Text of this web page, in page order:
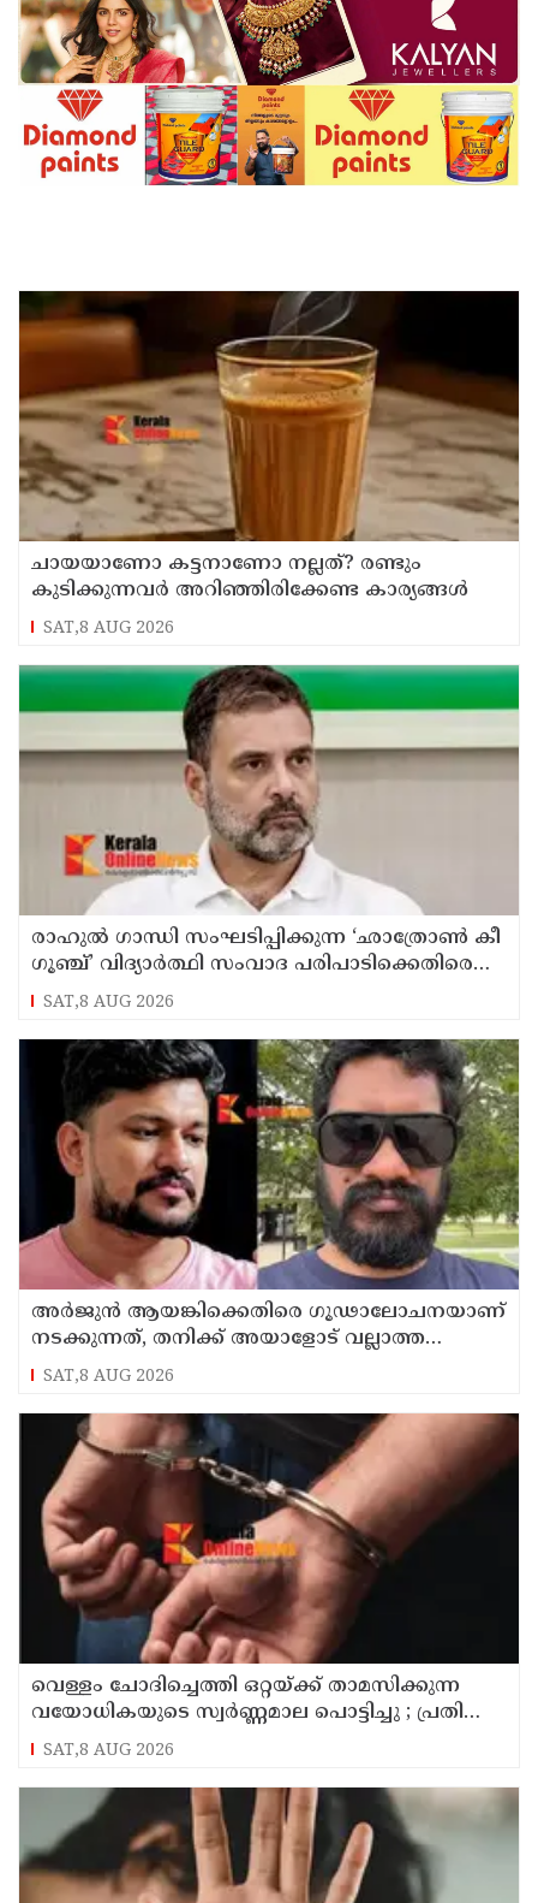
ചായയാണോ കട്ടനാണോ നല്ലത്? രണ്ടും
കുടിക്കുന്നവർ അറിഞ്ഞിരിക്കേണ്ട കാര്യങ്ങൾ
SAT,8 AUG 2026
രാഹുൽ ഗാന്ധി സംഘടിപ്പിക്കുന്ന ‘ഛാത്രോൺ കീ
ഗൂഞ്ച്’ വിദ്യാർത്ഥി സംവാദ പരിപാടിക്കെതിരെ
രൂക്ഷവിമർശനവുമായി ബിജെപി
SAT,8 AUG 2026
അർജുൻ ആയങ്കിക്കെതിരെ ഗൂഢാലോചനയാണ്
നടക്കുന്നത്, തനിക്ക് അയാളോട് വല്ലാത്ത
സ്നേഹം തോന്നുന്നു ; സംവിധായകൻ
സനൽകുമാർ ശശിധരൻ
SAT,8 AUG 2026
വെള്ളം ചോദിച്ചെത്തി ഒറ്റയ്ക്ക് താമസിക്കുന്ന
വയോധികയുടെ സ്വർണ്ണമാല പൊട്ടിച്ചു ; പ്രതി
പിടിയിൽ
SAT,8 AUG 2026